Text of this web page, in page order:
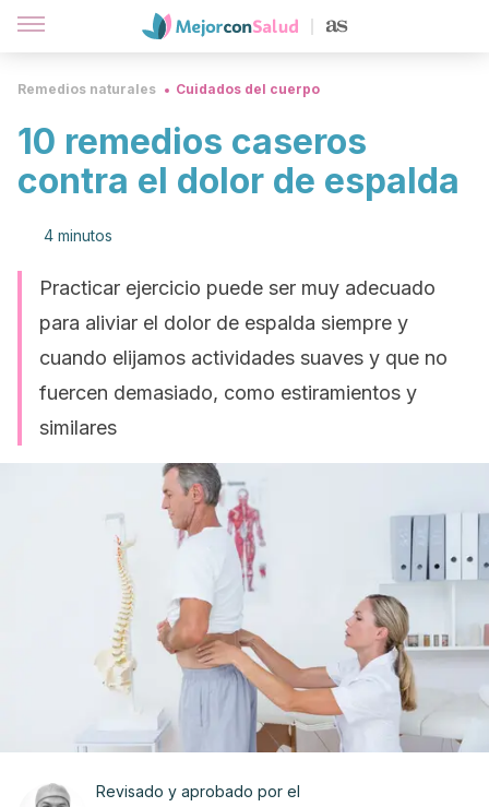
Remedios naturales Cuidados del cuerpo
10 remedios caseros
contra el dolor de espalda
4 minutos
Practicar ejercicio puede ser muy adecuado
para aliviar el dolor de espalda siempre y
cuando elijamos actividades suaves y que no
fuercen demasiado, como estiramientos y
similares
Revisado y aprobado por el